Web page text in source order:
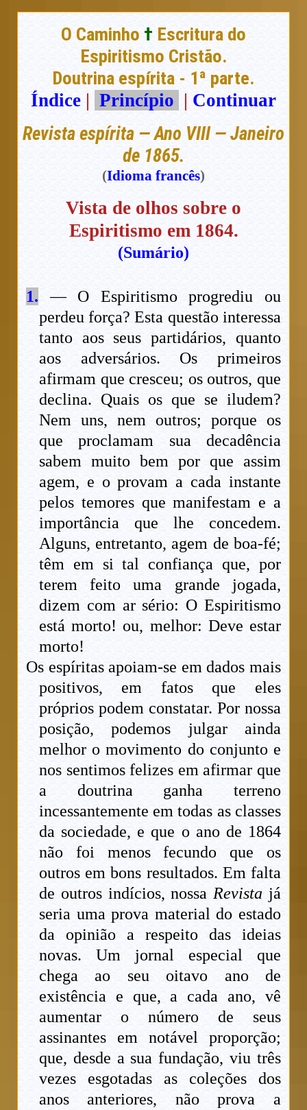
O Caminho † Escritura do
Espiritismo Cristão.
Doutrina espírita - 1ª parte.
Índice | Princípio | Continuar
Revista espírita — Ano VIII — Janeiro
de 1865.
(Idioma francês)
Vista de olhos sobre o
Espiritismo em 1864.
(Sumário)
1. — O Espiritismo progrediu ou
perdeu força? Esta questão interessa
tanto aos seus partidários, quanto
aos adversários. Os primeiros
afirmam que cresceu; os outros, que
declina. Quais os que se iludem?
Nem uns, nem outros; porque os
que proclamam sua decadência
sabem muito bem por que assim
agem, e o provam a cada instante
pelos temores que manifestam e a
importância que lhe concedem.
Alguns, entretanto, agem de boa-fé;
têm em si tal confiança que, por
terem feito uma grande jogada,
dizem com ar sério: O Espiritismo
está morto! ou, melhor: Deve estar
morto!
Os espíritas apoiam-se em dados mais
positivos, em fatos que eles
próprios podem constatar. Por nossa
posição, podemos julgar ainda
melhor o movimento do conjunto e
nos sentimos felizes em afirmar que
a doutrina ganha terreno
incessantemente em todas as classes
da sociedade, e que o ano de 1864
não foi menos fecundo que os
outros em bons resultados. Em falta
de outros indícios, nossaRevista já
seria uma prova material do estado
da opinião a respeito das ideias
novas. Um jornal especial que
chega ao seu oitavo ano de
existência e que, a cada ano, vê
aumentar o número de seus
assinantes em notável proporção;
que, desde a sua fundação, viu três
vezes esgotadas as coleções dos
anos anteriores, não prova a